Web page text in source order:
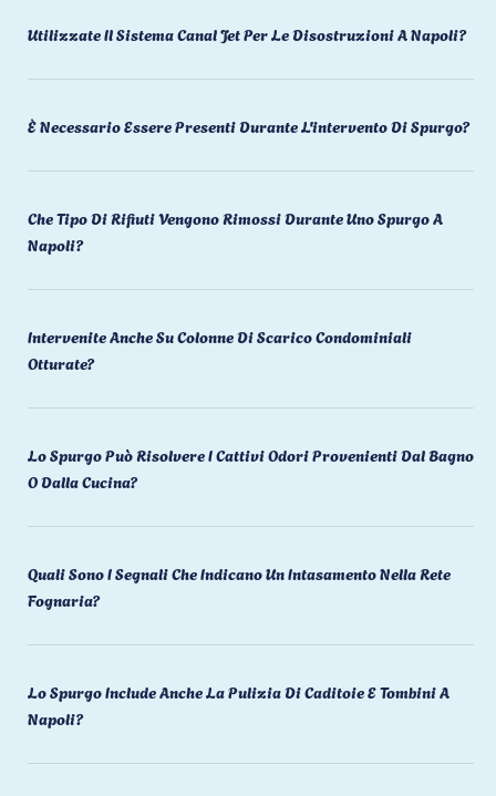
Utilizzate Il Sistema Canal Jet Per Le Disostruzioni A Napoli?
È Necessario Essere Presenti Durante L'intervento Di Spurgo?
Che Tipo Di Rifiuti Vengono Rimossi Durante Uno Spurgo A
Napoli?
Intervenite Anche Su Colonne Di Scarico Condominiali
Otturate?
Lo Spurgo Può Risolvere I Cattivi Odori Provenienti Dal Bagno
O Dalla Cucina?
Quali Sono I Segnali Che Indicano Un Intasamento Nella Rete
Fognaria?
Lo Spurgo Include Anche La Pulizia Di Caditoie E Tombini A
Napoli?